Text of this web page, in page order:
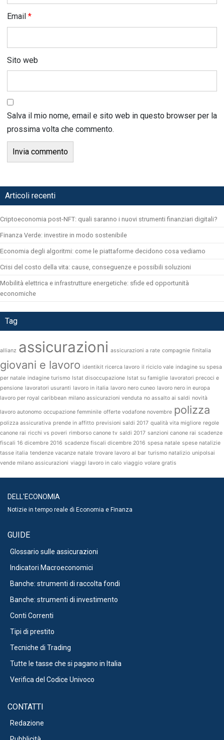
Email *
Sito web
Salva il mio nome, email e sito web in questo browser per la
prossima volta che commento.
Articoli recenti
Criptoeconomia post-NFT: quali saranno i nuovi strumenti finanziari digitali?
Finanza Verde: investire in modo sostenibile
Economia degli algoritmi: come le piattaforme decidono cosa vediamo
Crisi del costo della vita: cause, conseguenze e possibili soluzioni
Mobilità elettrica e infrastrutture energetiche: sfide ed opportunità
economiche
Tag
allianz assicurazioni assicurazioni a rate compagnie finitalia
giovani e lavoro identikit ricerca lavoro il riciclo vale indagine su spesa
per natale indagine turismo Istat disoccupazione Istat su famiglie lavoratori precoci e
pensione lavoratori usuranti lavoro in italia lavoro nero cuneo lavoro nero in europa
lavoro per royal caribbean milano assicurazioni venduta no assalto ai saldi novità
lavoro autonomo occupazione femminile offerte vodafone novembre polizza
polizza assicurativa prende in affitto previsioni saldi 2017 qualità vita migliore regole
canone rai ricchi vs poveri rimborso canone tv saldi 2017 sanzioni canone rai scadenze
fiscali 16 dicembre 2016 scadenze fiscali dicembre 2016 spesa natale spese natalizie
tasse italia tendenze vacanze natale trovare lavoro al bar turismo natalizio unipolsai
vende milano assicurazioni viaggi lavoro in calo viaggio volare gratis
DELL'ECONOMIA
Notizie in tempo reale di Economia e Finanza
GUIDE
Glossario sulle assicurazioni
Indicatori Macroeconomici
Banche: strumenti di raccolta fondi
Banche: strumenti di investimento
Conti Correnti
Tipi di prestito
Tecniche di Trading
Tutte le tasse che si pagano in Italia
Verifica del Codice Univoco
CONTATTI
Redazione